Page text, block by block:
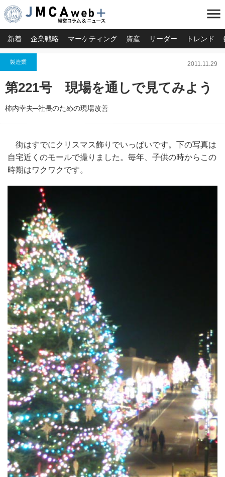
menu
新着 企業戦略 マーケティング 資産 リーダー トレンド
製造業 2011.11.29
第221号 現場を通しで見てみよう
柿内幸夫─社長のための現場改善
街はすでにクリスマス飾りでいっぱいです。下の写真は
自宅近くのモールで撮りました。毎年、子供の時からこの
時期はワクワクです。